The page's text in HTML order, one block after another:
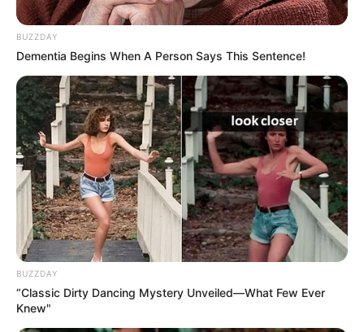
TAGS
ΘΑΝΑΤΟΣ
ΜΑΚΡΥΚΑΠΑ ΧΑΛΚΙΔΑ ΝΕΑ
BUZZDAY
Dementia Begins When A Person Says This Sentence!
BUZZDAY
“Classic Dirty Dancing Mystery Unveiled—What Few Ever
Knew"